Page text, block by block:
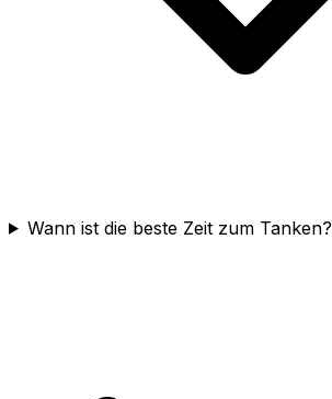
Wann ist die beste Zeit zum Tanken?